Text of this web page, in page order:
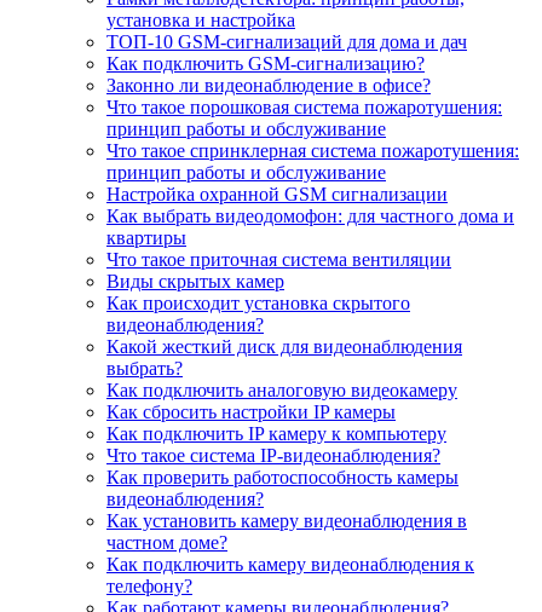
установка и настройка
ТОП-10 GSM-сигнализаций для дома и дач
Как подключить GSM-сигнализацию?
Законно ли видеонаблюдение в офисе?
Что такое порошковая система пожаротушения:
принцип работы и обслуживание
Что такое спринклерная система пожаротушения:
принцип работы и обслуживание
Настройка охранной GSM сигнализации
Как выбрать видеодомофон: для частного дома и
квартиры
Что такое приточная система вентиляции
Виды скрытых камер
Как происходит установка скрытого
видеонаблюдения?
Какой жесткий диск для видеонаблюдения
выбрать?
Как подключить аналоговую видеокамеру
Как сбросить настройки IP камеры
Как подключить IP камеру к компьютеру
Что такое система IP-видеонаблюдения?
Как проверить работоспособность камеры
видеонаблюдения?
Как установить камеру видеонаблюдения в
частном доме?
Как подключить камеру видеонаблюдения к
телефону?
Как работают камеры видеонаблюдения?